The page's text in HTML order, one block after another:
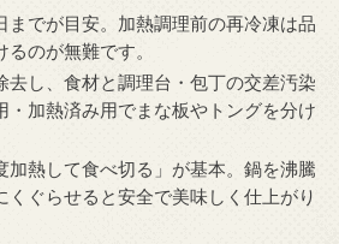
までが目安。加熱調理前の再冷凍は品
のが無難です。
去し、食材と調理台・包丁の交差汚染
・加熱済み用でまな板やトングを分け
加熱して食べ切る」が基本。鍋を沸騰
くぐらせると安全で美味しく仕上がり